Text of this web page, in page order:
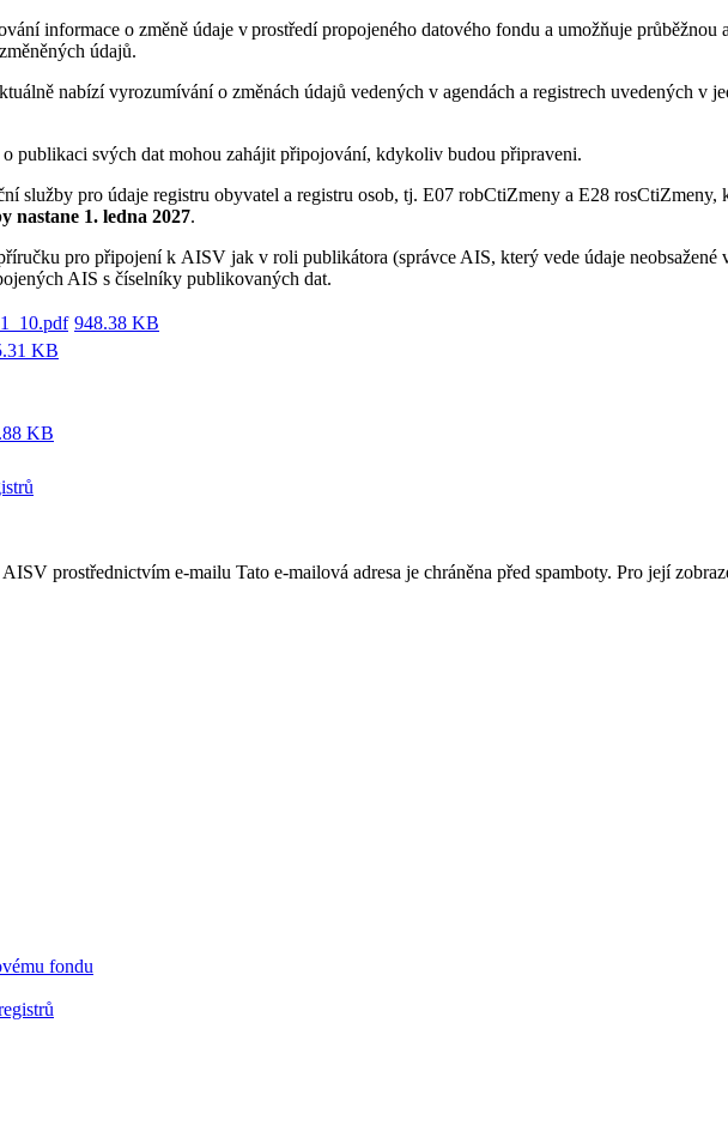
informace o změně údaje v prostředí propojeného datového fondu a umožňuje
údajů.
nabízí vyrozumívání o změnách údajů vedených v agendách a registrech uvedených v
publikaci svých dat mohou zahájit připojování, kdykoliv budou připraveni.
služby pro údaje registru obyvatel a registru osob, tj. E07 robCtiZmeny a E28 rosCtiZmeny,
nastane 1. ledna 2027.
pro připojení k AISV jak v roli publikátora (správce AIS, který vede údaje
AIS s číselníky publikovaných dat.
948.38 KB
KB
KB
AISV prostřednictvím e-mailu Tato e-mailová adresa je chráněna před spamboty. Pro její
fondu